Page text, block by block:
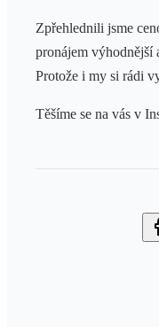
Zpřehlednili jsme
pronájem výhodnější
Protože i my si rádi
Těšíme se na vás v